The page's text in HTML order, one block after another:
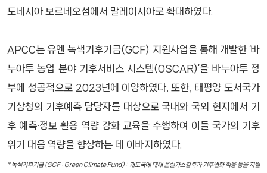
도네시아 보르네오섬에서 말레이시아로 확대하였다.
APCC는 유엔 녹색기후기금(GCF) 지원사업을 통해 개발한 ‘바
누아투 농업 분야 기후서비스 시스템(OSCAR)’을 바누아투 정
부에 성공적으로 2023년에 이양하였다. 또한, 태평양 도서국가
기상청의 기후예측 담당자를 대상으로 국내와 국외 현지에서 기
후 예측·정보 활용 역량 강화 교육을 수행하여 이들 국가의 기후
위기 대응 역량을 향상하는 데 이바지하였다.
* 녹색기후기금 (GCF : Green Climate Fund) : 개도국에 대해 온실가스감축과 기후변화 적응 등을 지원